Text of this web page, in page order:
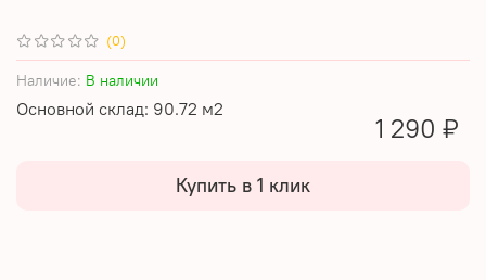
(0)
Наличие: В наличии
Основной склад: 90.72 м2
1 290 ₽
Купить в 1 клик